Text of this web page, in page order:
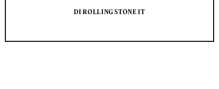
DI ROLLING STONE IT